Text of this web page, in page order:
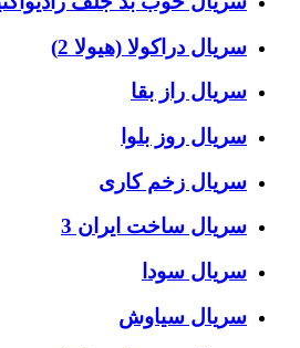
سریال دراکولا (هیولا 2)
سریال راز بقا
سریال روز بلوا
سریال زخم کاری
سریال ساخت ایران 3
سریال سودا
سریال سیاوش